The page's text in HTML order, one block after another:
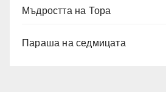
Мъдростта на Тора
Параша на седмицата